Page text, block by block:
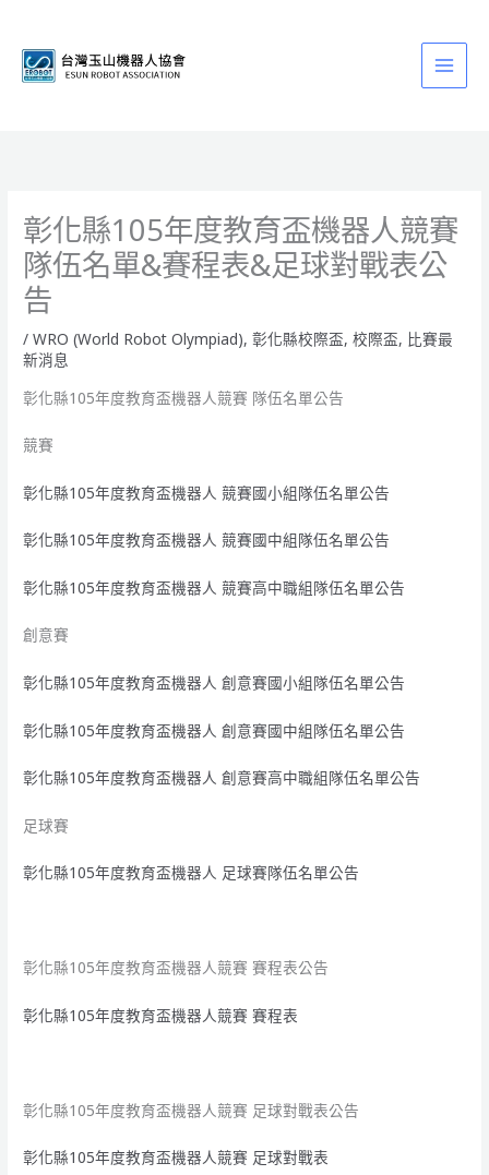
彰化縣105年度教育盃機器人競賽
隊伍名單&賽程表&足球對戰表公
告
/WRO (World Robot Olympiad),彰化縣校際盃,校際盃, 比賽最
新消息
彰化縣105年度教育盃機器人競賽 隊伍名單公告
競賽
彰化縣105年度教育盃機器人 競賽國小組隊伍名單公告
彰化縣105年度教育盃機器人 競賽國中組隊伍名單公告
彰化縣105年度教育盃機器人 競賽高中職組隊伍名單公告
創意賽
彰化縣105年度教育盃機器人 創意賽國小組隊伍名單公告
彰化縣105年度教育盃機器人 創意賽國中組隊伍名單公告
彰化縣105年度教育盃機器人 創意賽高中職組隊伍名單公告
足球賽
彰化縣105年度教育盃機器人 足球賽隊伍名單公告
彰化縣105年度教育盃機器人競賽 賽程表公告
彰化縣105年度教育盃機器人競賽 賽程表
彰化縣105年度教育盃機器人競賽 足球對戰表公告
彰化縣105年度教育盃機器人競賽 足球對戰表